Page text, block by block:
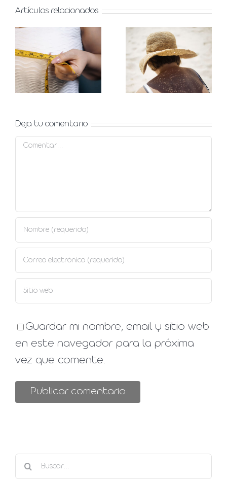
Artículos relacionados
solares en
verano,
prevención
tratamiento
mamaria,
qué es y
opciones
Deja tu comentario
Comentar
Guardar mi nombre, email y sitio web
en este navegador para la próxima
vez que comente.
Buscar: